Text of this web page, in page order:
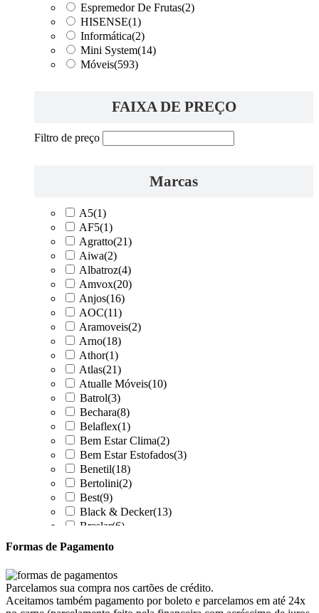
Espremedor De Frutas(2)
HISENSE(1)
Informática(2)
Mini System(14)
Móveis(593)
FAIXA DE PREÇO
Filtro de preço
Marcas
A5(1)
AF5(1)
Agratto(21)
Aiwa(2)
Albatroz(4)
Amvox(20)
Anjos(16)
AOC(11)
Aramoveis(2)
Arno(18)
Athor(1)
Atlas(21)
Atualle Móveis(10)
Batrol(3)
Bechara(8)
Belaflex(1)
Bem Estar Clima(2)
Bem Estar Estofados(3)
Benetil(18)
Bertolini(2)
Best(9)
Black & Decker(13)
Braslar(6)
Britânia
Cairu(7)
Canaã Moveis (0)
Formas de Pagamento
Parcelamos sua compra nos cartões de crédito.
Aceitamos também pagamento por boleto e parcelamos em até 24x